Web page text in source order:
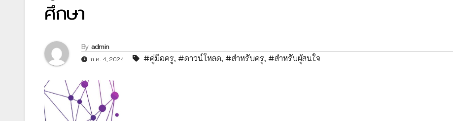
ศึกษา
By admin
ก.ค. 4, 2024 #คู่มือครู, #ดาวน์โหลด, #สำหรับครู, #สำหรับผู้สนใจ